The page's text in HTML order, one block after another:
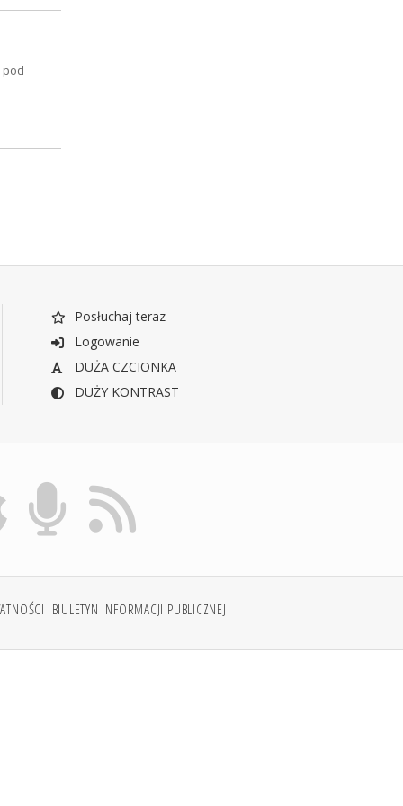
pod
Posłuchaj teraz
Logowanie
DUŻA CZCIONKA
DUŻY KONTRAST
BIULETYN INFORMACJI PUBLICZNEJ